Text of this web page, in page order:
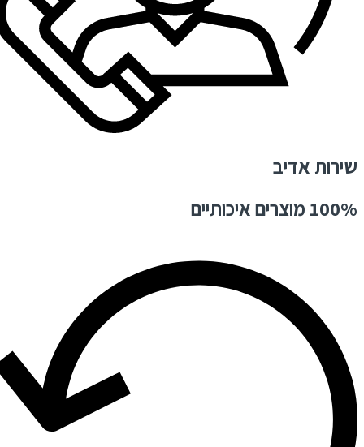
שירות אדיב
100% מוצרים איכותיים